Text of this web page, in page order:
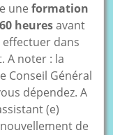
uneformation
60 heuresavant
effectuer dans
A noter : la
Conseil Général
dépendez. A
(e)
de